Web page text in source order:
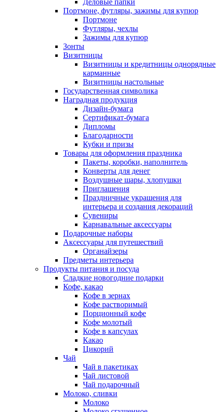
Деловые папки
Портмоне, футляры, зажимы для купюр
Портмоне
Футляры, чехлы
Зажимы для купюр
Зонты
Визитницы
Визитницы и кредитницы однорядные
карманные
Визитницы настольные
Государственная символика
Наградная продукция
Дизайн-бумага
Сертификат-бумага
Дипломы
Благодарности
Кубки и призы
Товары для оформления праздника
Пакеты, коробки, наполнитель
Конверты для денег
Воздушные шары, хлопушки
Приглашения
Праздничные украшения для
интерьера и создания декораций
Сувениры
Карнавальные аксессуары
Подарочные наборы
Аксессуары для путешествий
Органайзеры
Предметы интерьера
Продукты питания и посуда
Сладкие новогодние подарки
Кофе, какао
Кофе в зернах
Кофе растворимый
Порционный кофе
Кофе молотый
Кофе в капсулах
Какао
Цикорий
Чай
Чай в пакетиках
Чай листовой
Чай подарочный
Молоко, сливки
Молоко